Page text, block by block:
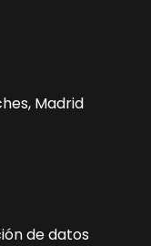
Madrid
de datos